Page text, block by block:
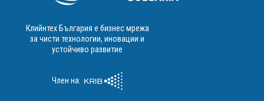
Клийнтех България е бизнес мрежа
за чисти технологии, иновации и
устойчиво развитие
Член на: